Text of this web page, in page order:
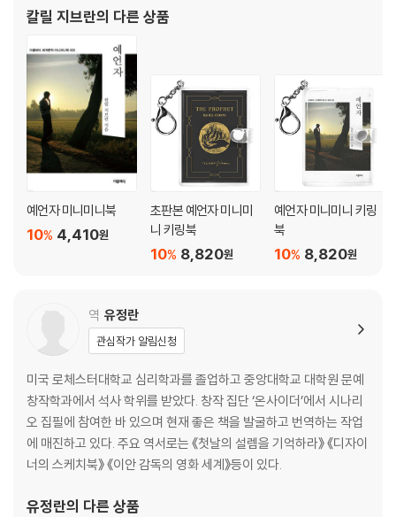
를 아랍어를 사용하는
칼릴 지브란의 다른 상품
예언자 미니미니북
4,410원
10%
초판본 예언자 미니미
니 키링북
8,820원
10%
예언자 미니미니 키링
북
8,820원
10%
역 유정란
관심작가 알림신청
미국 로체스터대학교 심리학과를 졸업하고 중앙대학교 대학원 문예
창작학과에서 석사 학위를 받았다. 창작 집단 ‘온사이더’에서 시나리
오 집필에 참여한 바 있으며 현재 좋은 책을 발굴하고 번역하는 작업
에 매진하고 있다. 주요 역서로는 《첫날의 설렘을 기억하라》 《디자이
너의 스케치북》 《이안 감독의 영화 세계》등이 있다.
유정란의 다른 상품